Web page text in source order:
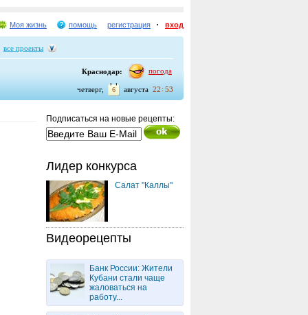
Моя жизнь помощь регистрация вход
все проекты
Краснодар: погода
22 53
августа
6
четверг,
Подписаться на новые рецепты:
Лидер конкурса
Салат "Каллы"
Видеорецепты
Банк России: Жители
Кубани стали чаще
жаловаться на
работу...